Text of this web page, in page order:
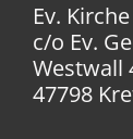
Ev.
c/o Ev.
Westwall
47798